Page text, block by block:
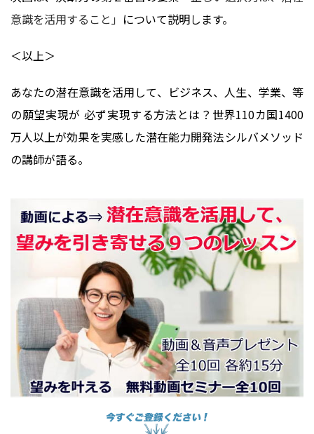
意識を活用すること」 について説明します。
＜以上＞
あなたの潜在意識を活用して、ビジネス、人生、学業、等
の願望実現が 必ず実現する方法とは？世界110カ国1400
万人以上が効果を実感した潜在能力開発法シルバメソッド
の講師が語る。